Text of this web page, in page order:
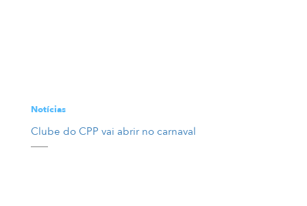
Notícias
Clube do CPP vai abrir no carnaval